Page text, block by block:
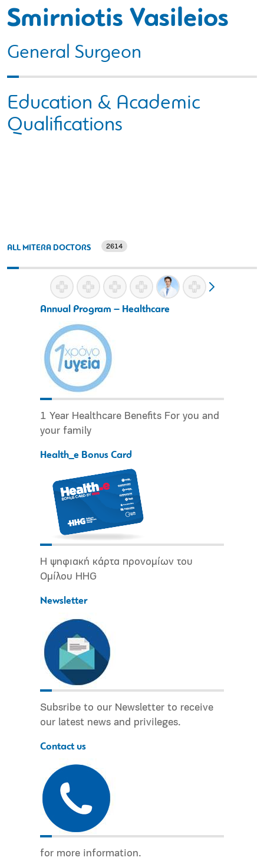
Smirniotis Vasileios
General Surgeon
Education & Academic
Qualifications
ALL MITERA DOCTORS 2614
Annual Program – Healthcare
1 Year Healthcare Benefits For you and
your family
Health_e Bonus Card
Η ψηφιακή κάρτα προνομίων του
Ομίλου HHG
Newsletter
Subsribe to our Newsletter to receive
our latest news and privileges.
Contact us
for more information.